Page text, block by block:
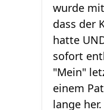
wurde
dass der
hatte
sofort
"Mein"
einem
lange her.